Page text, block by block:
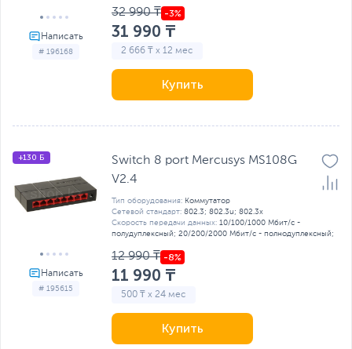
# 196168
32 990 ₸
31 990 ₸
2 666 ₸ x 12 мес
Купить
# 195615
+130 Б
Switch 8 port Mercusys MS108G
V2.4
Тип оборудования: Коммутатор
Сетевой стандарт: 802.3; 802.3u; 802.3x
Скорость передачи данных: 10/100/1000 Мбит/с -
полудуплексный; 20/200/2000 Мбит/с - полнодуплексный;
12 990 ₸
11 990 ₸
500 ₸ x 24 мес
Купить